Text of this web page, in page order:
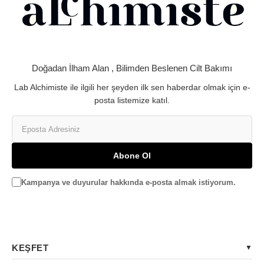
Doğadan İlham Alan , Bilimden Beslenen Cilt Bakımı
Lab Alchimiste ile ilgili her şeyden ilk sen haberdar olmak için e-
posta listemize katıl.
Abone Ol
Kampanya ve duyurular hakkında e-posta almak istiyorum.
KEŞFET